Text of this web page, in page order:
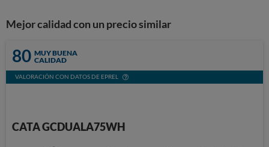
Mejor calidad con un precio similar
80 MUY BUENA
CALIDAD
VALORACIÓN CON DATOS DE EPREL
CATA GCDUALA75WH